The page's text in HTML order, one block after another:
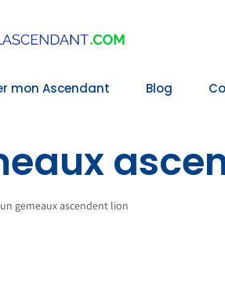
mon Ascendant Blog
gemeaux ascendent lion